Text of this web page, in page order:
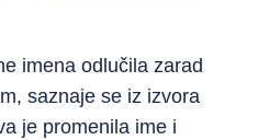
imena odlučila zarad
saznaje se iz izvora
je promenila ime i